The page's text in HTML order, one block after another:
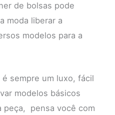
de bolsas pode
moda liberar a
modelos para a
sempre um luxo, fácil
modelos básicos
peça, pensa você com